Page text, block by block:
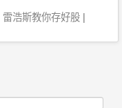
雷浩斯教你存好股 |